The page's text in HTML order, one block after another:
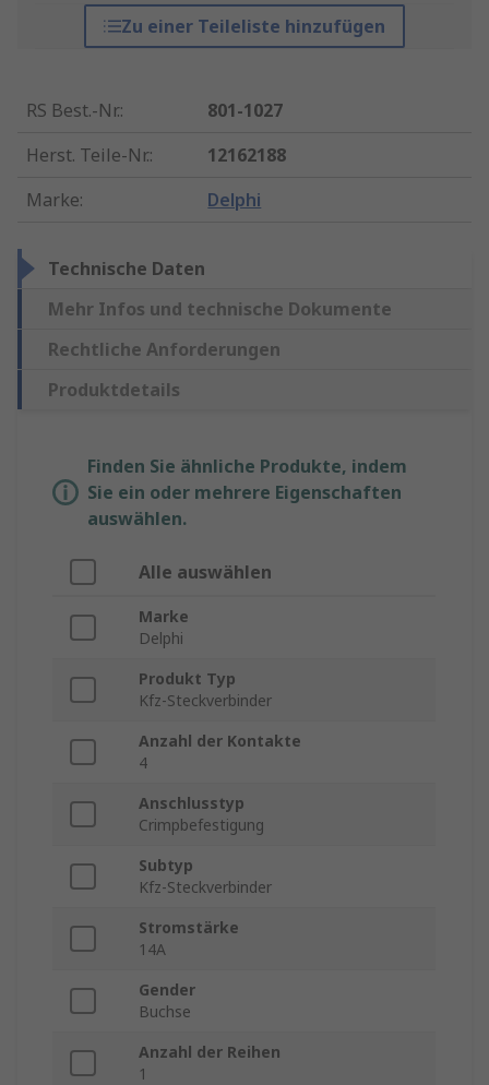
Zu einer Teileliste hinzufügen
RS Best.-Nr.:
801-1027
Herst. Teile-Nr.:
12162188
Marke: Delphi
Technische Daten
Mehr Infos und technische Dokumente
Rechtliche Anforderungen
Produktdetails
Finden Sie ähnliche Produkte, indem
Sie ein oder mehrere Eigenschaften
auswählen.
Alle auswählen
Marke
Delphi
Produkt Typ
Kfz-Steckverbinder
Anzahl der Kontakte
4
Anschlusstyp
Crimpbefestigung
Subtyp
Kfz-Steckverbinder
Stromstärke
14A
Gender
Buchse
Anzahl der Reihen
1